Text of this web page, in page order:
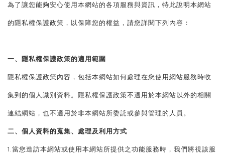
為了讓您能夠安心使用本網站的各項服務與資訊，特此說明本網站
的隱私權保護政策，以保障您的權益，請您詳閱下列內容：
一、隱私權保護政策的適用範圍
隱私權保護政策內容，包括本網站如何處理在您使用網站服務時收
集到的個人識別資料。隱私權保護政策不適用於本網站以外的相關
連結網站，也不適用於非本網站所委託或參與管理的人員。
二、個人資料的蒐集、處理及利用方式
1.當您造訪本網站或使用本網站所提供之功能服務時，我們將視該服